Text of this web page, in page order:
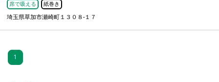
席で吸える 紙巻き
埼玉県草加市瀬崎町１３０８-１７
1